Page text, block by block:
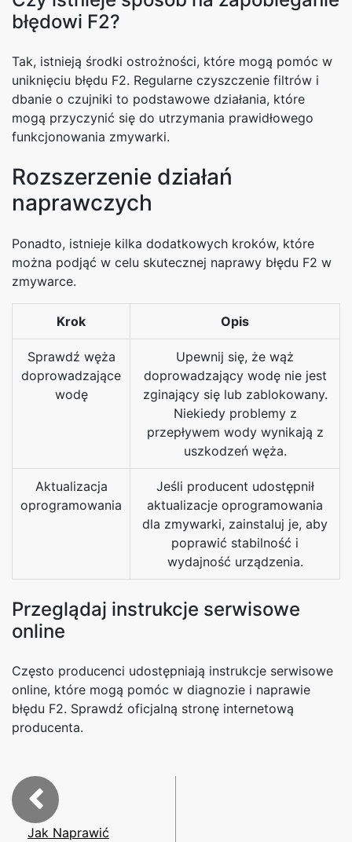
błędowi F2?
Tak, istnieją środki ostrożności, które mogą pomóc w
uniknięciu błędu F2. Regularne czyszczenie filtrów i
dbanie o czujniki to podstawowe działania, które
mogą przyczynić się do utrzymania prawidłowego
funkcjonowania zmywarki.
Rozszerzenie działań
naprawczych
Ponadto, istnieje kilka dodatkowych kroków, które
można podjąć w celu skutecznej naprawy błędu F2 w
zmywarce.
Krok Opis
Sprawdź węża
doprowadzające
wodę
Upewnij się, że wąż
doprowadzający wodę nie jest
zginający się lub zablokowany.
Niekiedy problemy z
przepływem wody wynikają z
uszkodzeń węża.
Aktualizacja
oprogramowania
Jeśli producent udostępnił
aktualizacje oprogramowania
dla zmywarki, zainstaluj je, aby
poprawić stabilność i
wydajność urządzenia.
Przeglądaj instrukcje serwisowe
online
Często producenci udostępniają instrukcje serwisowe
online, które mogą pomóc w diagnozie i naprawie
błędu F2. Sprawdź oficjalną stronę internetową
producenta.
Jak Naprawić